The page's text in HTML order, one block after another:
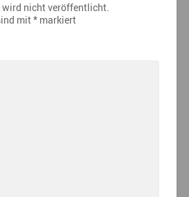
wird nicht veröffentlicht.
mit*markiert